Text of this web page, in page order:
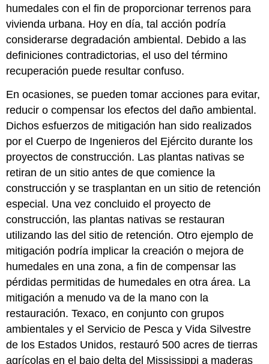
humedales con el fin de proporcionar terrenos para
vivienda urbana. Hoy en día, tal acción podría
considerarse degradación ambiental. Debido a las
definiciones contradictorias, el uso del término
recuperación puede resultar confuso.
En ocasiones, se pueden tomar acciones para evitar,
reducir o compensar los efectos del daño ambiental.
Dichos esfuerzos de mitigación han sido realizados
por el Cuerpo de Ingenieros del Ejército durante los
proyectos de construcción. Las plantas nativas se
retiran de un sitio antes de que comience la
construcción y se trasplantan en un sitio de retención
especial. Una vez concluido el proyecto de
construcción, las plantas nativas se restauran
utilizando las del sitio de retención. Otro ejemplo de
mitigación podría implicar la creación o mejora de
humedales en una zona, a fin de compensar las
pérdidas permitidas de humedales en otra área. La
mitigación a menudo va de la mano con la
restauración. Texaco, en conjunto con grupos
ambientales y el Servicio de Pesca y Vida Silvestre
de los Estados Unidos, restauró 500 acres de tierras
agrícolas en el bajo delta del Mississippi a maderas